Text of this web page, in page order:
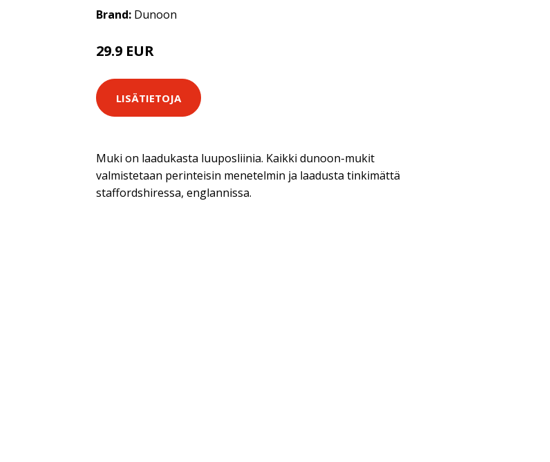
Brand: Dunoon
29.9 EUR
LISÄTIETOJA
Muki on laadukasta luuposliinia. Kaikki dunoon-mukit
valmistetaan perinteisin menetelmin ja laadusta tinkimättä
staffordshiressa, englannissa.